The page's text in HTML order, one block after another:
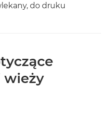
do druku
wieży